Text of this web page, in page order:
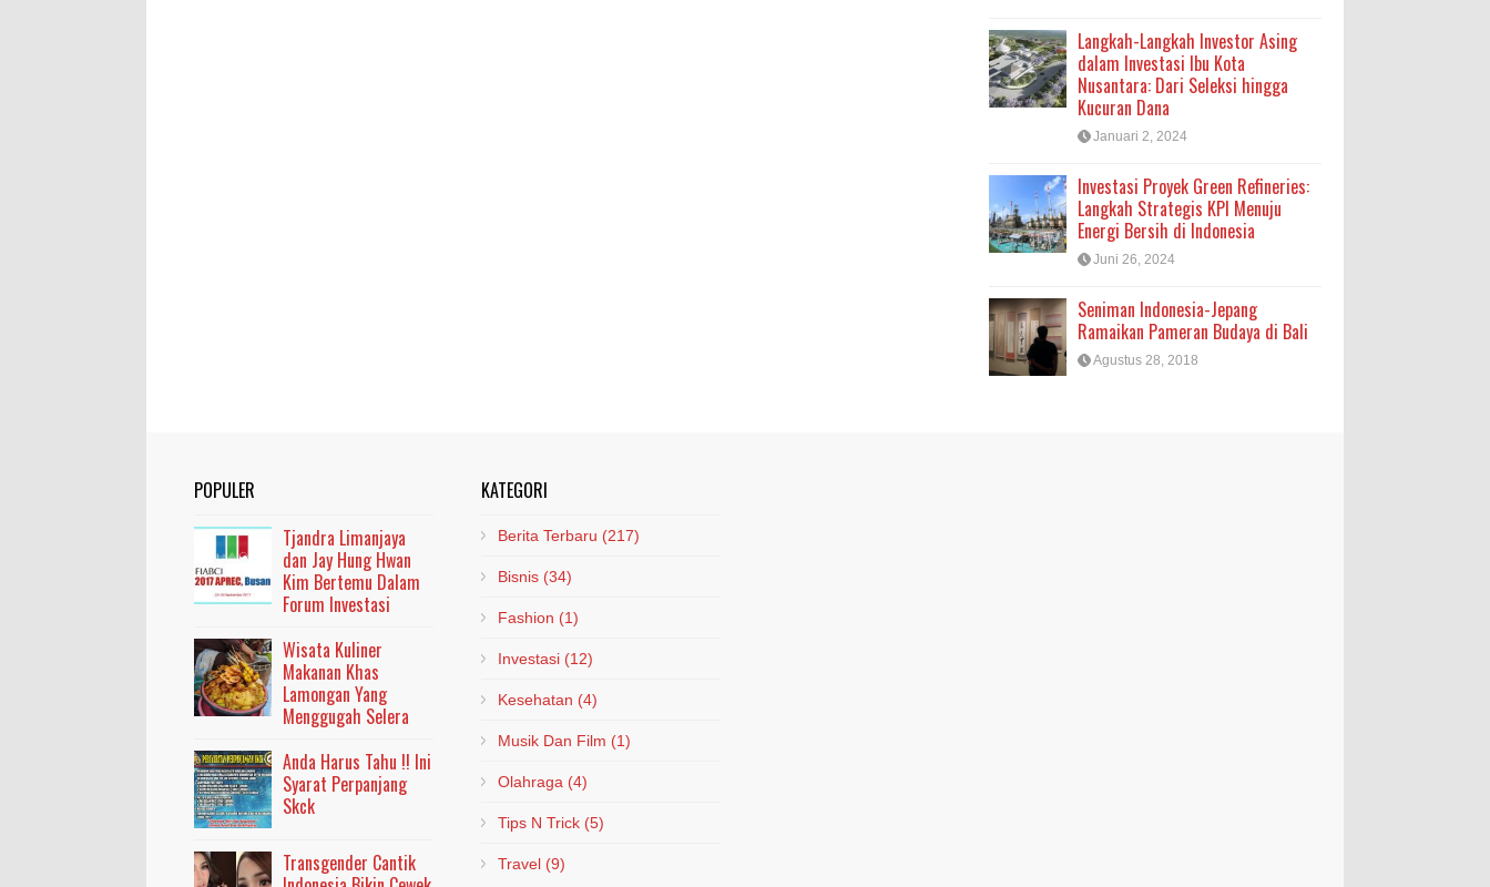
Langkah-Langkah Investor Asing
dalam Investasi Ibu Kota
Nusantara: Dari Seleksi hingga
Kucuran Dana
Januari 2, 2024
Investasi Proyek Green Refineries:
Langkah Strategis KPI Menuju
Energi Bersih di Indonesia
Juni 26, 2024
Seniman Indonesia-Jepang
Ramaikan Pameran Budaya di Bali
Agustus 28, 2018
POPULER
Tjandra Limanjaya
dan Jay Hung Hwan
Kim Bertemu Dalam
Forum Investasi
Wisata Kuliner
Makanan Khas
Lamongan Yang
Menggugah Selera
Anda Harus Tahu !! Ini
Syarat Perpanjang
Skck
Transgender Cantik
KATEGORI
Berita Terbaru (217)
Bisnis (34)
Fashion (1)
Investasi (12)
Kesehatan (4)
Musik Dan Film (1)
Olahraga (4)
Tips N Trick (5)
Travel (9)